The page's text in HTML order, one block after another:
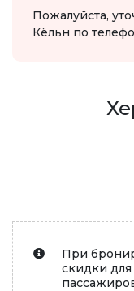
Пожалуйста,
Кёльн по
При
скидки